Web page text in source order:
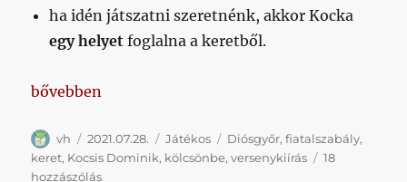
ha idén játszatni szeretnénk, akkor Kocka
egy helyet foglalna a keretből.
„Kocsis Dominik talán menni Diósgyőrbe, mi
bővebben
Szerző
vh Közzétéve
2021.07.28. Kategória
Játékos Címke
Diósgyőr,fiatalszabály,
keret, Kocsis Dominik, kölcsönbe,versenykiírás
18
hozzászólásKocsis